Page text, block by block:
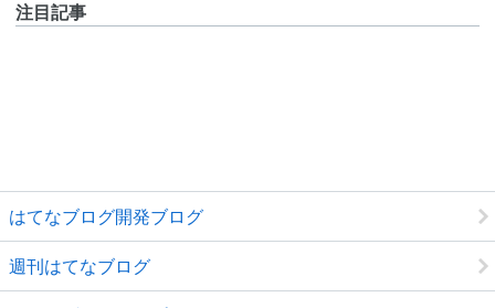
注目記事
はてなブログ開発ブログ
週刊はてなブログ